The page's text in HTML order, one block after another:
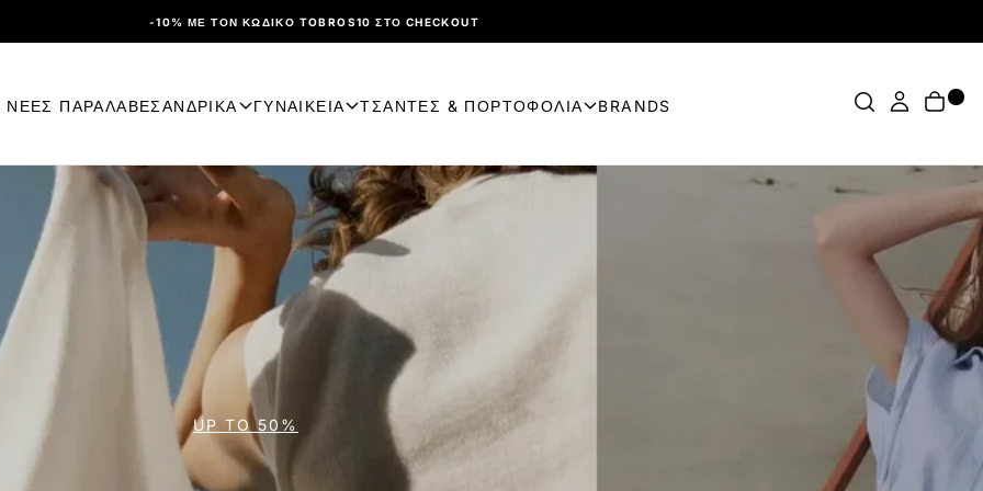
-10% ΜΕ ΤΟΝ ΚΩΔΙΚΌ TOBROS10 ΣΤΟ CHECKOUT
ΝΕΕΣ ΠΑΡΑΛΑΒΕΣΑΝΔΡΙΚΑ ΓΥΝΑΙΚΕΙΑ ΤΣΑΝΤΕΣ & ΠΟΡΤΟΦΟΛΙΑ BRANDS